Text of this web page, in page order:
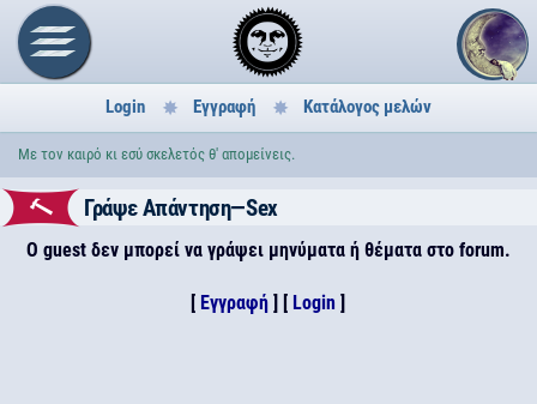
Login Εγγραφή Κατάλογος μελών
Με τον καιρό κι εσύ σκελετός θ' απομείνεις.
Γράψε Απάντηση—Sex
Ο guest δεν μπορεί να γράψει μηνύματα ή θέματα στο forum.
[ Εγγραφή ] [ Login ]